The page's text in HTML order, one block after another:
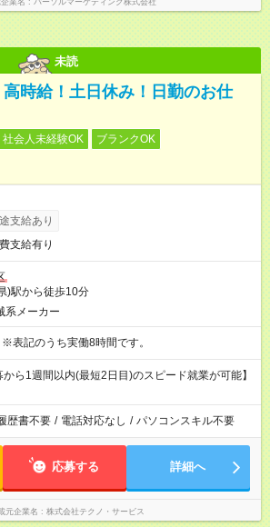
業名 パーソルマーケティング株式会社
未読
時給！土日休み！日勤のお仕
社会人未経験OK
ブランクOK
支給あり
支給有り
)駅から徒歩10分
系メーカー
8:30～17:30 ※表記のうち実働8時間です。
ら1週間以内(最短2日目)のスピード就業が可能】
歴書不要 / 電話対応なし / パソコンスキル不要
応募する 詳細へ
元企業名 株式会社テクノ・サービス